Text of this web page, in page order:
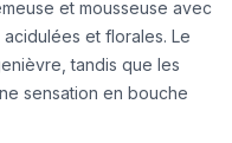
et mousseuse avec
et florales. Le
tandis que les
sensation en bouche